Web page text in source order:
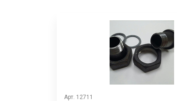
Арт. 12711